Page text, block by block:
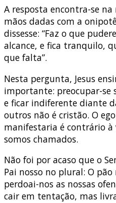
A resposta encontra-se na
mãos dadas com a
dissesse: “Faz o que
alcance, e fica tranquilo,
que falta”.
Nesta pergunta, Jesus
importante: preocupar-se
e ficar indiferente diante
outros não é cristão. O
manifestaria é contrário
somos chamados.
Não foi por acaso que o
Pai nosso no plural: O
perdoai-nos as nossas
cair em tentação, mas